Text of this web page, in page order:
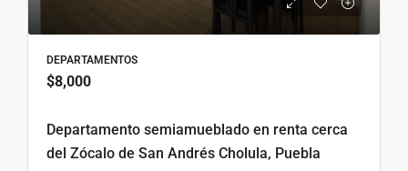
DEPARTAMENTOS
$8,000
Departamento semiamueblado en renta cerca
del Zócalo de San Andrés Cholula, Puebla